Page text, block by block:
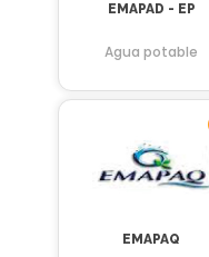
EMAPAD - EP
Agua potable
EMAPAQ